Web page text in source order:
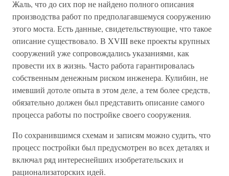
Жаль, что до сих пор не найдено полного описания
производства работ по предполагавшемуся сооружению
этого моста. Есть данные, свидетельствующие, что такое
описание существовало. В XVIII веке проекты крупных
сооружений уже сопровождались указаниями, как
провести их в жизнь. Часто работа гарантировалась
собственным денежным риском инженера. Кулибин, не
имевший дотоле опыта в этом деле, а тем более средств,
обязательно должен был представить описание самого
процесса работы по постройке своего сооружения.
По сохранившимся схемам и записям можно судить, что
процесс постройки был предусмотрен во всех деталях и
включал ряд интереснейших изобретательских и
рационализаторских идей.